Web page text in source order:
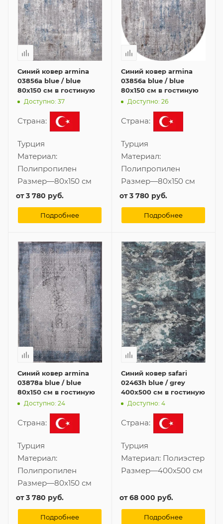
Синий ковер armina
03856a blue / blue
80x150 см в гостиную
Доступно: 37
Страна:
Турция
Материал:
Полипропилен
Размер—80x150 см
от3 780 руб.
Подробнее
Синий ковер armina
03856a blue / blue
80x150 см в гостиную
Доступно: 26
Страна:
Турция
Материал:
Полипропилен
Размер—80x150 см
от3 780 руб.
Подробнее
Синий ковер armina
03878a blue / blue
80x150 см в гостиную
Доступно: 24
Страна:
Турция
Материал:
Полипропилен
Размер—80x150 см
от3 780 руб.
Подробнее
Синий ковер safari
02463h blue / grey
400x500 см в гостиную
Доступно: 4
Страна:
Турция
Материал: Полиэстер
Размер—400x500 см
от68 000 руб.
Подробнее